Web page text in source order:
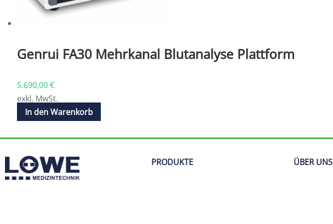
Genrui FA30 Mehrkanal Blutanalyse Plattform
5.690,00€
exkl. MwSt.
In den Warenkorb
PRODUKTE ÜBER UNS